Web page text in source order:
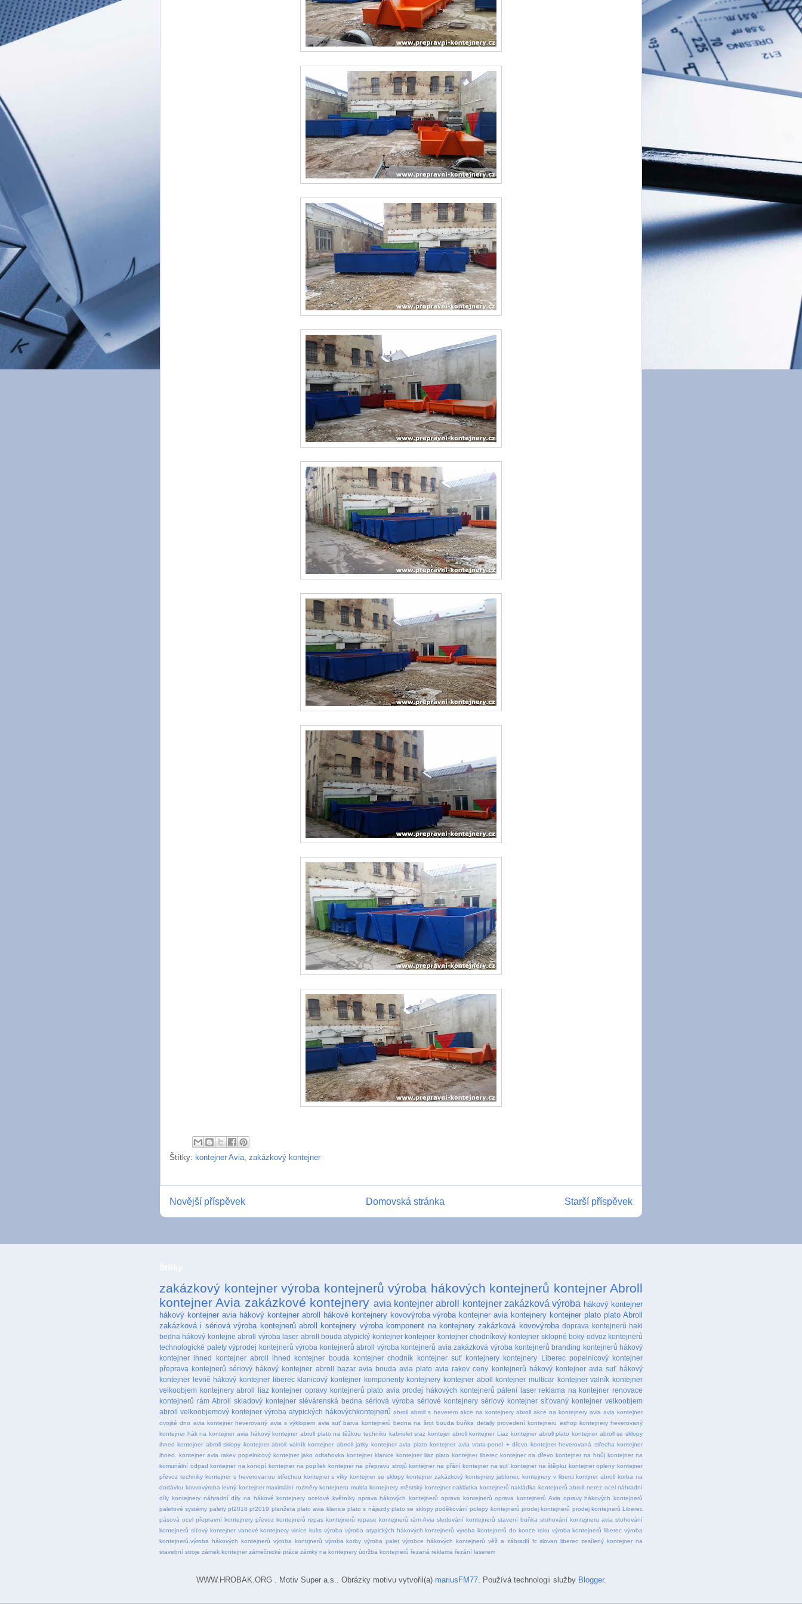
Štítky: kontejner Avia zakázkový kontejner
Novější příspěvek Starší příspěvek
Domovská stránka
zakázkový kontejner výroba kontejnerů výroba hákových kontejnerů kontejner Abroll
kontejner Avia zakázkové kontejnery avia kontejner abroll kontejner zakázková výroba hákový kontejner
hákový kontejner avia hákový kontejner abroll hákové kontejnery kovovýroba výroba kontejner avia kontejnery kontejner plato plato Abroll
zakázková i sériová výroba kontejnerů abroll kontejnery výroba komponent na kontejnery zakázková kovovýroba doprava kontejnerů haki
bedna hákový kontejne abroll výroba laser abroll bouda atypický kontejner kontejner kontejner chodníkový kontejner sklopné boky odvoz kontejnerů
technologické palety výprodej kontejnerů výroba kontejnerů abroll výroba kontejnerů avia zakázková výroba kontejnerů branding kontejnerů hákový
kontejner ihned
kontejner abroll ihned kontejner bouda kontejner chodník kontejner suť kontejnery kontejnery Liberec popelnicový kontejner
přeprava kontejnerů sériový hákový kontejner abroll bazar avia bouda avia plato avia rakev ceny kontejnerů hákový kontejner avia suť hákový
kontejner levně hákový kontejner liberec klanicový kontejner komponenty kontejnery kontejner aboll kontejner multicar kontejner valník kontejner
velkoobjem kontejnery abroll liaz kontejner opravy kontejnerů plato avia prodej hákových kontejnerů pálení laser reklama na kontejner renovace
kontejnerů rám Abroll skladový kontejner slévárenská bedna sériová výroba sériové kontejnery sériový kontejner síťovaný kontejner velkoobjem
abroll velkoobjemový kontejner výroba atypických hákovýchkontejnerů abroll abroll s heverem akce na kontejnery abroll akce na kontejnery avia avia kontejner
dvojité dno avia kontejner heverovaný avia s výklopem avia suť barva kontejnerů bedna na šrot bouda buňka detaily provedení kontejneru eshop kontejnery heverovaný
kontejner hák na kontejner avia hákový kontejner abroll plato na těžkou techniku kabriolet sraz kontejer abroll kontejner Liaz kontejner abroll plato kontejner abroll se sklopy
ihned kontejner abroll sklopy kontejner abroll valník kontejner abrroll jatky kontejner avia plato kontejner avia vrata-pendl + dřevo kontejner heverovaná střecha kontejner
ihned. kontejner avia rakev popelnicový kontejner jako odtahovka kontejner klanice kontejner liaz plato kontejner liberec kontejner na dřevo kontejner na hnůj kontejner na
komunální odpad kontejner na konopí kontejner na popílek kontejner na přepravu strojů kontejner na přání kontejner na suť kontejner na štěpku kontejner opleny kontejner
převoz techniky kontejner s heverovanou střechou kontejner s víky kontejner se sklopy kontejner zakázkový kontejnery jablonec kontejnery v liberci kontjner abroll korba na
dodávku kovvovýroba levný kontejner maximální rozměry kontejneru mulda kontejnery městský kontejner nakládka kontejnerů nakládka kontejnerů abroll nerez ocel náhradní
díly kontejnery náhradní díly na hákové kontejnery ocelové květníky oprava hákových kontejnerů oprava kontejnerů oprava kontejnerů Avia opravy hákových kontejnerů
paletové systémy palety pf2018 pf2019 planžeta plato avia klanice plato s nájezdy plato se sklopy poděkování polepy kontejnerů prodej kontejnerů prodej kontejnerů Liberec
pásová ocel přepravní kontejnery převoz kontejnerů repas kontejnerů repase kontejnerů rám Avia sledování kontejnerů stavení buňka stohování kontejneru avia stohování
kontejnerů síťový kontejner vanové kontejnery vinice kuks výroba výroba atypických hákových kontejnerů výroba kontejnerů do konce roku výroba kontejnerů liberec výroba
kontejnerů.výroba hákových kontejnerů výroba kontrjnerů výroba korby výroba palet výrobce hákových kontejnerů věž a zábradlí fc slovan liberec zesílený kontejner na
stavební stroje zámek kontejner zámečnické práce zámky na kontejnery údržba kontejnerů řezaná reklama řezání laserem
WWW.HROBAK.ORG . Motiv Super a.s.. Obrázky motivu vytvořil(a) mariusFM77. Používá technologii služby Blogger.